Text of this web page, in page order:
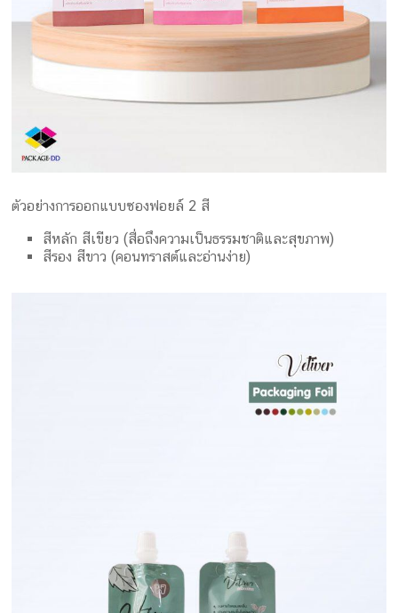
ตัวอย่างการออกแบบซองฟอยล์ 2 สี
สีหลัก สีเขียว (สื่อถึงความเป็นธรรมชาติและสุขภาพ)
สีรอง สีขาว (คอนทราสต์และอ่านง่าย)